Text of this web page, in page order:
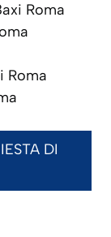
Roma
Roma
DI